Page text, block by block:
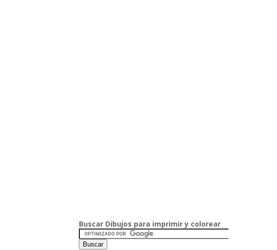
Buscar Dibujos para imprimir y colorear